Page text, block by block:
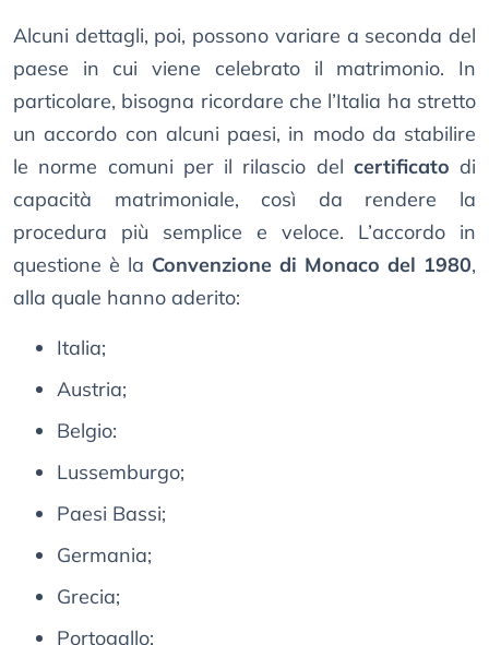
Alcuni dettagli, poi, possono variare a seconda del
paese in cui viene celebrato il matrimonio. In
particolare, bisogna ricordare che l’Italia ha stretto
un accordo con alcuni paesi, in modo da stabilire
le norme comuni per il rilascio del certificato di
capacità matrimoniale, così da rendere la
procedura più semplice e veloce. L’accordo in
questione è la Convenzione di Monaco del 1980,
alla quale hanno aderito:
Italia;
Austria;
Belgio:
Lussemburgo;
Paesi Bassi;
Germania;
Grecia;
Portogallo;